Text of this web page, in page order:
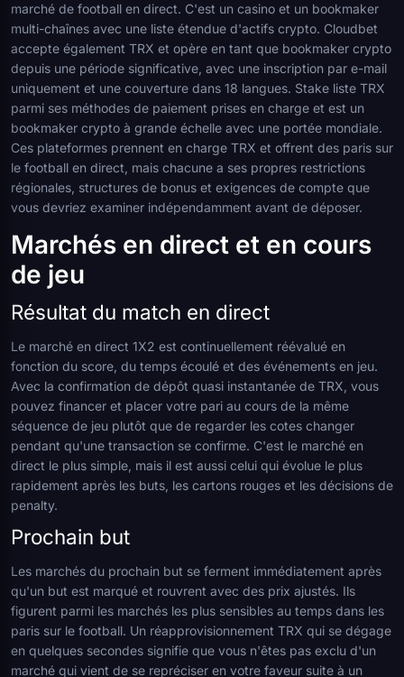
marché de football en direct. C'est un casino et un bookmaker
multi-chaînes avec une liste étendue d'actifs crypto. Cloudbet
accepte également TRX et opère en tant que bookmaker crypto
depuis une période significative, avec une inscription par e-mail
uniquement et une couverture dans 18 langues. Stake liste TRX
parmi ses méthodes de paiement prises en charge et est un
bookmaker crypto à grande échelle avec une portée mondiale.
Ces plateformes prennent en charge TRX et offrent des paris sur
le football en direct, mais chacune a ses propres restrictions
régionales, structures de bonus et exigences de compte que
vous devriez examiner indépendamment avant de déposer.
Marchés en direct et en cours
de jeu
Résultat du match en direct
Le marché en direct 1X2 est continuellement réévalué en
fonction du score, du temps écoulé et des événements en jeu.
Avec la confirmation de dépôt quasi instantanée de TRX, vous
pouvez financer et placer votre pari au cours de la même
séquence de jeu plutôt que de regarder les cotes changer
pendant qu'une transaction se confirme. C'est le marché en
direct le plus simple, mais il est aussi celui qui évolue le plus
rapidement après les buts, les cartons rouges et les décisions de
penalty.
Prochain but
Les marchés du prochain but se ferment immédiatement après
qu'un but est marqué et rouvrent avec des prix ajustés. Ils
figurent parmi les marchés les plus sensibles au temps dans les
paris sur le football. Un réapprovisionnement TRX qui se dégage
en quelques secondes signifie que vous n'êtes pas exclu d'un
marché qui vient de se repréciser en votre faveur suite à un